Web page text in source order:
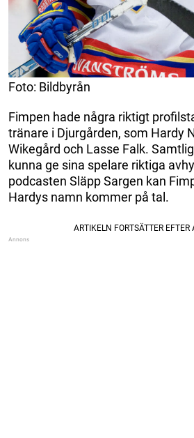
Foto: Bildbyrån
Fimpen hade några riktigt
tränare i Djurgården, som Hardy
Wikegård och Lasse Falk.
kunna ge sina spelare riktiga
podcasten Släpp Sargen kan
Hardys namn kommer på tal.